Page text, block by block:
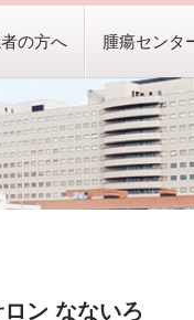
の方へ 腫瘍センタ
ロン なないろ